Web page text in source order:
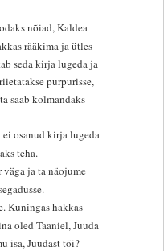
nõiad, Kaldea
rääkima ja ütles
seda kirja lugeda ja
purpurisse,
saab kolmandaks
osanud kirja lugeda
teha.
ja ta näojume
Kuningas hakkas
oled Taaniel, Juuda
isa, Juudast tõi?